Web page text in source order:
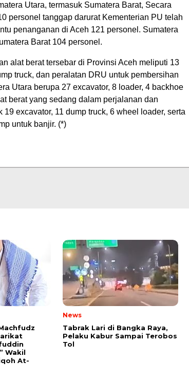
Utara, termasuk Sumatera Barat, Secara
personel tanggap darurat Kementerian PU telah
penanganan di Aceh 121 personel. Sumatera
Barat 104 personel.
alat berat tersebar di Provinsi Aceh meliputi 13
truck, dan peralatan DRU untuk pembersihan
Utara berupa 27 excavator, 8 loader, 4 backhoe
berat yang sedang dalam perjalanan dan
19 excavator, 11 dump truck, 6 wheel loader, serta
untuk banjir. (*)
Wakil
At-
News
Tabrak Lari di Bangka Raya,
Pelaku Kabur Sampai Terobos
Tol